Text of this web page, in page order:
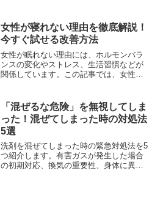
で、膵臓の健康を維持し、全体的な健康
もサポートできます。
女性が寝れない理由を徹底解説！
今すぐ試せる改善方法
女性が眠れない理由には、ホルモンバラ
ンスの変化やストレス、生活習慣などが
関係しています。この記事では、女性が
得るための具体的な対策や専門家に相談
するタイミングについても詳しく解説し
ています。
「混ぜるな危険」を無視してしま
った！混ぜてしまった時の対処法
5選
洗剤を混ぜてしまった時の緊急対処法を5
つ紹介します。有害ガスが発生した場合
の初期対応、換気の重要性、身体に異常